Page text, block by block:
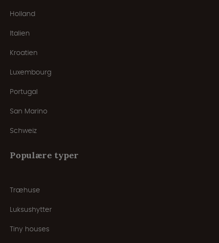
Holland
Italien
Kroatien
Luxembourg
Portugal
San Marino
Schweiz
Populære typer
Træhuse
Luksushytter
Tiny houses